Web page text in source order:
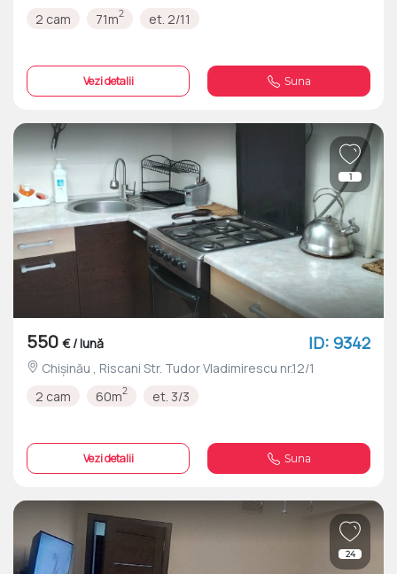
2 cam
71m2 et. 2/11
Vezi detalii Suna
1
550 € / lună ID: 9342
Chișinău , Riscani Str. Tudor Vladimirescu nr.12/1
2 cam
60m2 et. 3/3
Vezi detalii Suna
24